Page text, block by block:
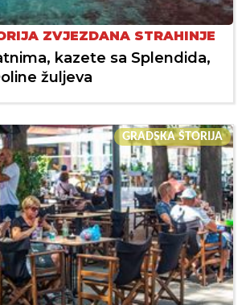
ZVJEZDANA STRAHINJE
kazete sa Splendida,
žuljeva
GRADSKA ŠTORIJA